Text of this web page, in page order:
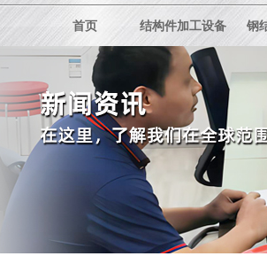
首页 结构件加工设备 钢